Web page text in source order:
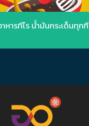
หารทีไร น้ำมันกระเด็นทุกที